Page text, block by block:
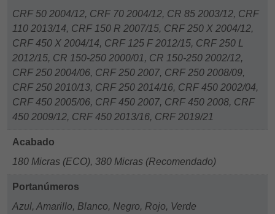
CRF 50 2004/12, CRF 70 2004/12, CR 85 2003/12, CRF
110 2013/14, CRF 150 R 2007/15, CRF 250 X 2004/12,
CRF 450 X 2004/14, CRF 125 F 2012/15, CRF 250 L
2012/15, CR 150-250 2000/01, CR 150-250 2002/12,
CRF 250 2004/06, CRF 250 2007, CRF 250 2008/09,
CRF 250 2010/13, CRF 250 2014/16, CRF 450 2002/04,
CRF 450 2005/06, CRF 450 2007, CRF 450 2008, CRF
450 2009/12, CRF 450 2013/16, CRF 2019/21
Acabado
180 Micras (ECO), 380 Micras (Recomendado)
Portanúmeros
Azul, Amarillo, Blanco, Negro, Rojo, Verde